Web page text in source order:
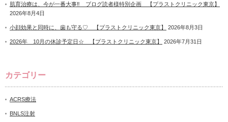
肌育治療は、今が一番大事‼ ブログ読者様特別企画 【プラストクリニック東京】
2026年8月4日
小顔効果と同時に、歯も守る♡ 【プラストクリニック東京】 2026年8月3日
2026年 10月の休診予定日☆ 【プラストクリニック東京】 2026年7月31日
カテゴリー
ACRS療法
BNLS注射